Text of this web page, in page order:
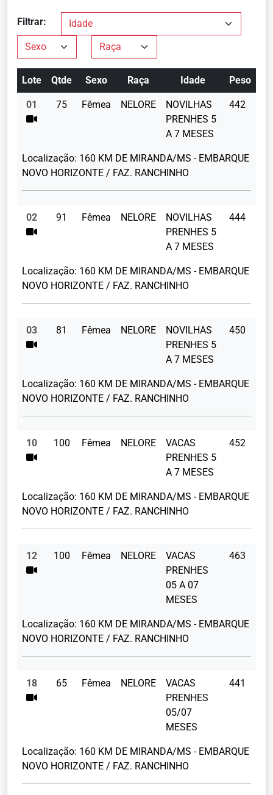
Filtrar:
Lote Qtde Sexo Raça Idade Peso
01 75 Fêmea NELORE
NOVILHAS
PRENHES 5
A 7 MESES
442
Localização: 160 KM DE MIRANDA/MS - EMBARQUE
NOVO HORIZONTE / FAZ. RANCHINHO
02 91 Fêmea NELORE
NOVILHAS
PRENHES 5
A 7 MESES
444
Localização: 160 KM DE MIRANDA/MS - EMBARQUE
NOVO HORIZONTE / FAZ. RANCHINHO
03 81 Fêmea NELORE
NOVILHAS
PRENHES 5
A 7 MESES
450
Localização: 160 KM DE MIRANDA/MS - EMBARQUE
NOVO HORIZONTE / FAZ. RANCHINHO
10 100 Fêmea NELORE
VACAS
PRENHES 5
A 7 MESES
452
Localização: 160 KM DE MIRANDA/MS - EMBARQUE
NOVO HORIZONTE / FAZ. RANCHINHO
12 100 Fêmea NELORE
VACAS
PRENHES
05 A 07
MESES
463
Localização: 160 KM DE MIRANDA/MS - EMBARQUE
NOVO HORIZONTE / FAZ. RANCHINHO
18 65 Fêmea NELORE
VACAS
PRENHES
05/07
MESES
441
Localização: 160 KM DE MIRANDA/MS - EMBARQUE
NOVO HORIZONTE / FAZ. RANCHINHO